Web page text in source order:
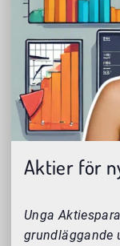
Aktier för
Unga
grundläggande